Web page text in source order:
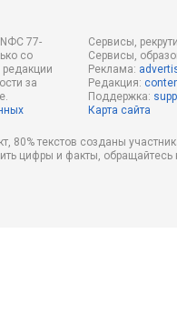
77-
со
редакции
за
Сервисы,
Сервисы,
Реклама:
Редакция:
Поддержка:
Карта сайта
80% текстов созданы
цифры и факты,